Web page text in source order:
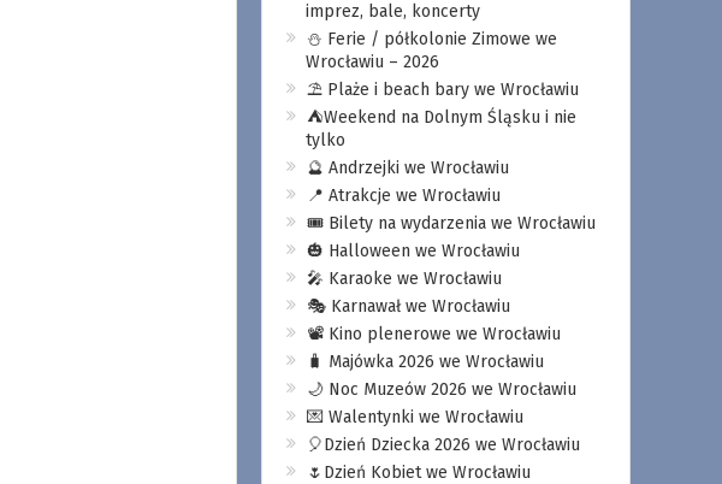
imprez, bale, koncerty
⛄️ Ferie / półkolonie Zimowe we
Wrocławiu – 2026
⛱️ Plaże i beach bary we Wrocławiu
⛺️Weekend na Dolnym Śląsku i nie
tylko
🔮 Andrzejki we Wrocławiu
📍 Atrakcje we Wrocławiu
🎟️ Bilety na wydarzenia we Wrocławiu
🎃 Halloween we Wrocławiu
🎤 Karaoke we Wrocławiu
🎭 Karnawał we Wrocławiu
📽️ Kino plenerowe we Wrocławiu
🧳 Majówka 2026 we Wrocławiu
🌙 Noc Muzeów 2026 we Wrocławiu
💌 Walentynki we Wrocławiu
🎈Dzień Dziecka 2026 we Wrocławiu
🌷Dzień Kobiet we Wrocławiu